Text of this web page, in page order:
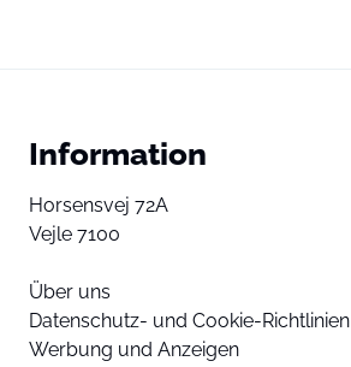
Information
Horsensvej 72A
Vejle 7100
Über uns
Datenschutz- und Cookie-Richtlinien
Werbung und Anzeigen